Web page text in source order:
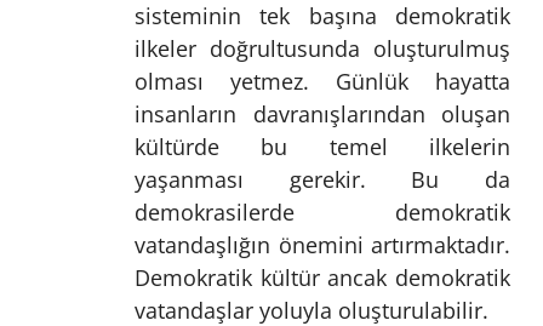
sisteminin tek başına demokratik
ilkeler doğrultusunda oluşturulmuş
olması yetmez. Günlük hayatta
insanların davranışlarından oluşan
kültürde bu temel ilkelerin
yaşanması gerekir. Bu da
demokrasilerde demokratik
vatandaşlığın önemini artırmaktadır.
Demokratik kültür ancak demokratik
vatandaşlar yoluyla oluşturulabilir.